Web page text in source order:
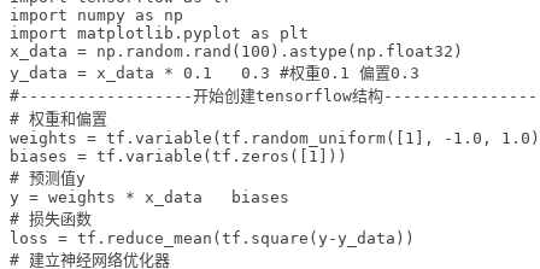
import numpy as np
import matplotlib.pyplot as plt
x_data = np.random.rand(100).astype(np.float32)
y_data = x_data * 0.1   0.3 #权重0.1 偏置0.3
#------------------开始创建tensorflow结构
# 权重和偏置
weights = tf.variable(tf.random_uniform([1], -1.0,
biases = tf.variable(tf.zeros([1]))
# 预测值y
y = weights * x_data   biases
# 损失函数
loss = tf.reduce_mean(tf.square(y-y_data))
# 建立神经网络优化器